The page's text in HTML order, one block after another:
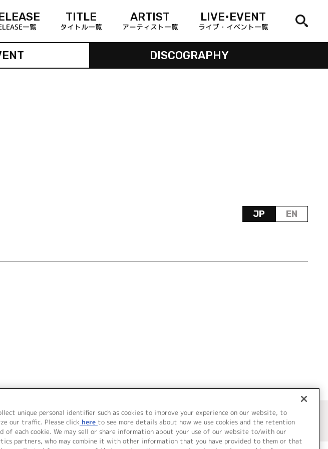
一覧
TITLE
タイトル一覧
ARTIST
アーティスト一覧
LIVE•EVENT
ライブ・イベント一覧
DISCOGRAPHY
JP EN
ップページへ
unique personal identifier such as cookies to improve your experience on our website, to
our traffic. Please click here to see more details about how we use cookies and the retention
of each cookie. We may sell or share information about your use of our website to/with our
partners, who may combine it with other information that you have provided to them or that